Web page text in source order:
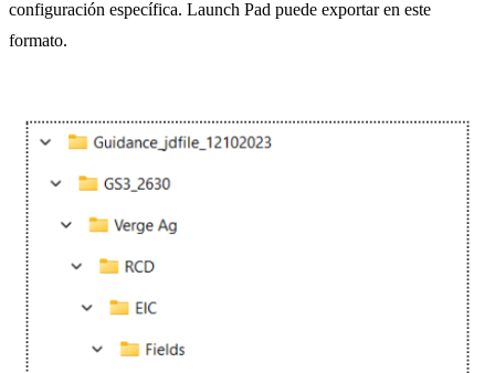
configuración específica. Launch Pad puede exportar en este
formato.